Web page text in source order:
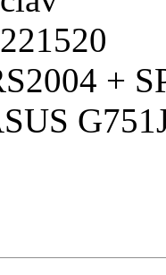
221520
+